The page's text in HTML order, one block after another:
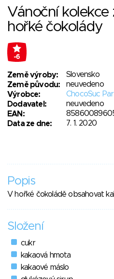
Vánoční kolekce
hořké čokolády
-6
Země výroby:
Slovensko
Země původu:
neuvedeno
Výrobce:
ChocoSuc
Dodavatel:
neuvedeno
EAN:
Data ze dne:
7. 1. 2020
Popis
V hořké čokoládě obsahovat
Složení
cukr
kakaová hmota
kakaové máslo